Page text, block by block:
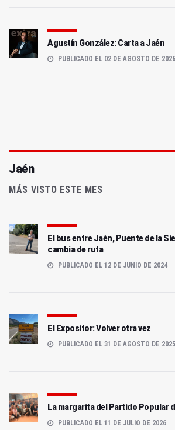
Agustín González: Carta a Jaén
PUBLICADO EL 02 DE AGOSTO DE 2026
Jaén
MÁS VISTO ESTE MES
El bus entre Jaén, Puente de la
cambia de ruta
PUBLICADO EL 12 DE JUNIO DE 2024
El Expositor: Volver otra vez
PUBLICADO EL 31 DE AGOSTO DE 2025
La margarita del Partido Popular
PUBLICADO EL 11 DE JULIO DE 2026